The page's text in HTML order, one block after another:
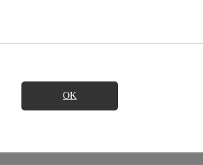
OK